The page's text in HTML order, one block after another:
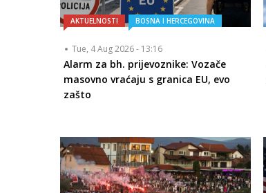
AKTUELNOSTI BOSNA I HERCEGOVINA
Tue, 4 Aug 2026 - 13:16
Alarm za bh. prijevoznike: Vozače
masovno vraćaju s granica EU, evo
zašto